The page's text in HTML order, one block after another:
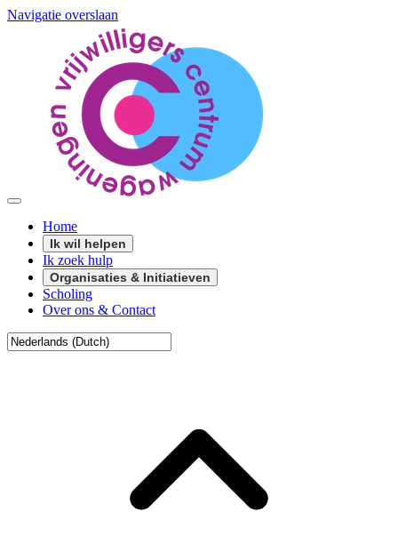
Navigatie overslaan
Home
Ik wil helpen
Ik zoek hulp
Organisaties & Initiatieven
Scholing
Over ons & Contact